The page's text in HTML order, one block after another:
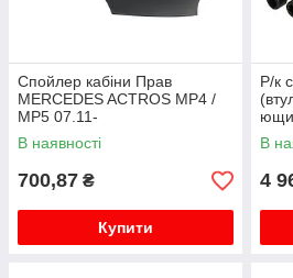
Спойлер кабіни Прав
MERCEDES ACTROS MP4 /
MP5 07.11-
В наявності
700,87 ₴
Купити
Р/к
В
4